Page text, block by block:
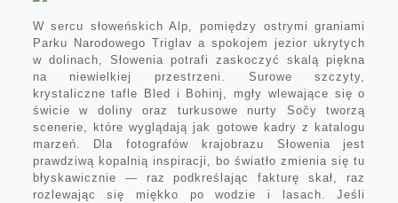
W sercu słoweńskich Alp, pomiędzy ostrymi graniami
Parku Narodowego Triglav a spokojem jezior ukrytych
w dolinach, Słowenia potrafi zaskoczyć skalą piękna
na niewielkiej przestrzeni. Surowe szczyty,
krystaliczne tafle Bled i Bohinj, mgły wlewające się o
świcie w doliny oraz turkusowe nurty Sočy tworzą
scenerie, które wyglądają jak gotowe kadry z katalogu
marzeń. Dla fotografów krajobrazu Słowenia jest
prawdziwą kopalnią inspiracji, bo światło zmienia się tu
błyskawicznie — raz podkreślając fakturę skał, raz
rozlewając się miękko po wodzie i lasach. Jeśli